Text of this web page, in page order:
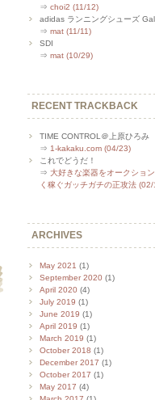
⇒ choi2 (11/12)
adidas ランニングシューズ
⇒ mat (11/11)
SDI
⇒ mat (10/29)
RECENT TRACKBACK
TIME CONTROL＠上原ひろみ
⇒ 1-kakaku.com (04/23)
これでどうだ！
⇒ 大好きな楽器をオークショ
く稼ぐガッチガチの正攻法
ARCHIVES
May 2021 (1)
September 2020 (1)
April 2020 (4)
July 2019 (1)
June 2019 (1)
April 2019 (1)
March 2019 (1)
October 2018 (1)
December 2017 (1)
October 2017 (1)
May 2017 (4)